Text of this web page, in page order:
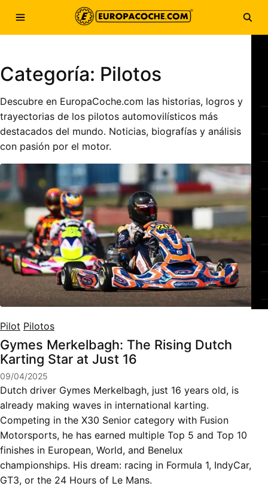
Saltar al contenido
Abrir menú
Categoría: Pilotos
Descubre en EuropaCoche.com las historias, logros y
trayectorias de los pilotos automovilísticos más
destacados del mundo. Noticias, biografías y análisis
con pasión por el motor.
Pilot Pilotos
Gymes Merkelbagh: The Rising Dutch
Karting Star at Just 16
09/04/2025
Dutch driver Gymes Merkelbagh, just 16 years old, is
already making waves in international karting.
Competing in the X30 Senior category with Fusion
Motorsports, he has earned multiple Top 5 and Top 10
finishes in European, World, and Benelux
championships. His dream: racing in Formula 1, IndyCar,
GT3, or the 24 Hours of Le Mans.